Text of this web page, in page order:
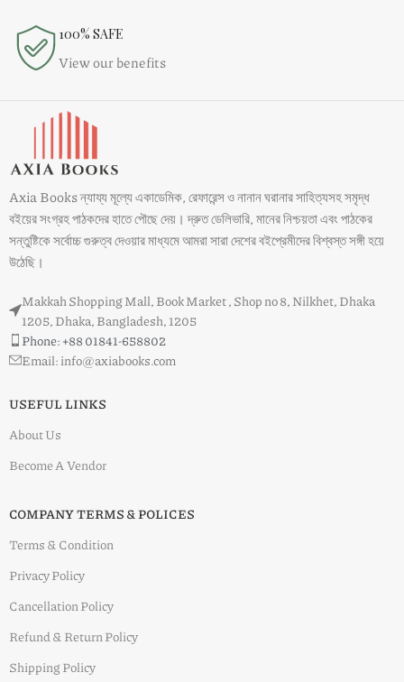
100% SAFE
View our benefits
Axia Books ন্যায্য মূল্যে একাডেমিক, রেফারেন্স ও নানান ঘরানার সাহিত্যসহ সমৃদ্ধ
বইয়ের সংগ্রহ পাঠকদের হাতে পৌছে দেয়। দ্রুত ডেলিভারি, মানের নিশ্চয়তা এবং পাঠকের
সন্তুষ্টিকে সর্বোচ্চ গুরুত্ব দেওয়ার মাধ্যমে আমরা সারা দেশের বইপ্রেমীদের বিশ্বস্ত সঙ্গী হয়ে
উঠেছি।
Makkah Shopping Mall, Book Market , Shop no 8, Nilkhet, Dhaka
1205, Dhaka, Bangladesh, 1205
Phone: +88 01841-658802
Email: info@axiabooks.com
USEFUL LINKS
About Us
Become A Vendor
COMPANY TERMS & POLICES
Terms & Condition
Privacy Policy
Cancellation Policy
Refund & Return Policy
Shipping Policy